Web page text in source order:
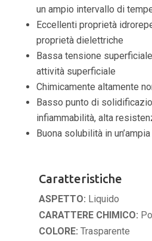
un ampio intervallo di
Eccellenti proprietà
proprietà dielettriche
Bassa tensione
attività superficiale
Chimicamente altamente
Basso punto di
infiammabilità, alta
Buona solubilità in
Caratteristiche
ASPETTO: Liquido
CARATTERE CHIMICO:
COLORE: Trasparente